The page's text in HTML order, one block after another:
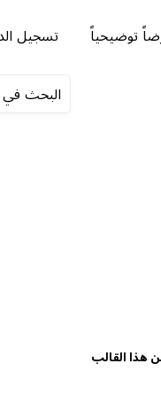
توضيحياً تسجيل
هذا القالب